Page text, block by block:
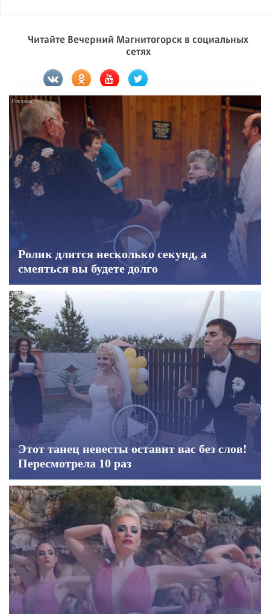
Читайте Вечерний Магнитогорск в социальных
сетях
Ролик длится несколько секунд, а
смеяться вы будете долго
Этот танец невесты оставит вас без слов!
Пересмотрела 10 раз